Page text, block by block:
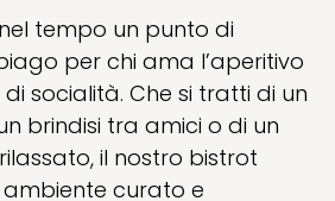
tempo un punto di
per chi ama l’aperitivo
socialità. Che si tratti di un
brindisi tra amici o di un
il nostro bistrot
curato e